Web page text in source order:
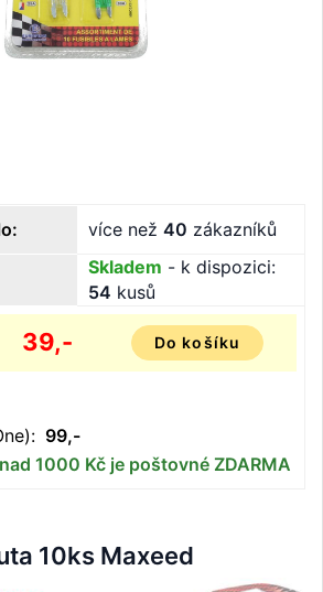
více než 40 zákazníků
Skladem - k dispozici:
54 kusů
39,- Do košíku
99,-
nad 1000 Kč je poštovné ZDARMA
10ks Maxeed